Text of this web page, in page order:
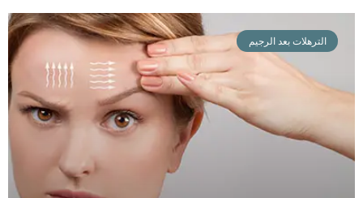
الترهلات بعد الرجيم